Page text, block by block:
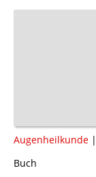
Augenheilkunde |
Buch